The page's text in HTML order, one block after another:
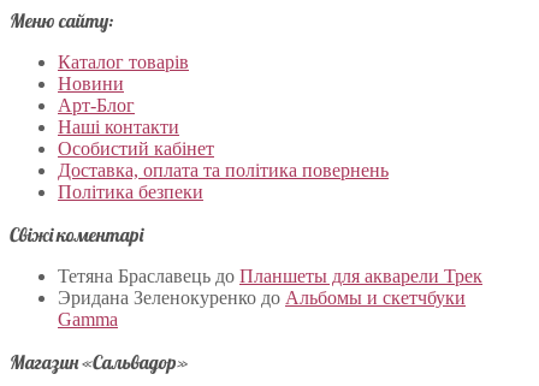
Меню сайту:
Каталог товарів
Новини
Арт-Блог
Наші контакти
Особистий кабінет
Доставка, оплата та політика повернень
Політика безпеки
Свіжі коментарі
Тетяна Браславець до Планшеты для акварели Трек
Эридана Зеленокуренко до Альбомы и скетчбуки
Gamma
Магазин «Сальвадор»